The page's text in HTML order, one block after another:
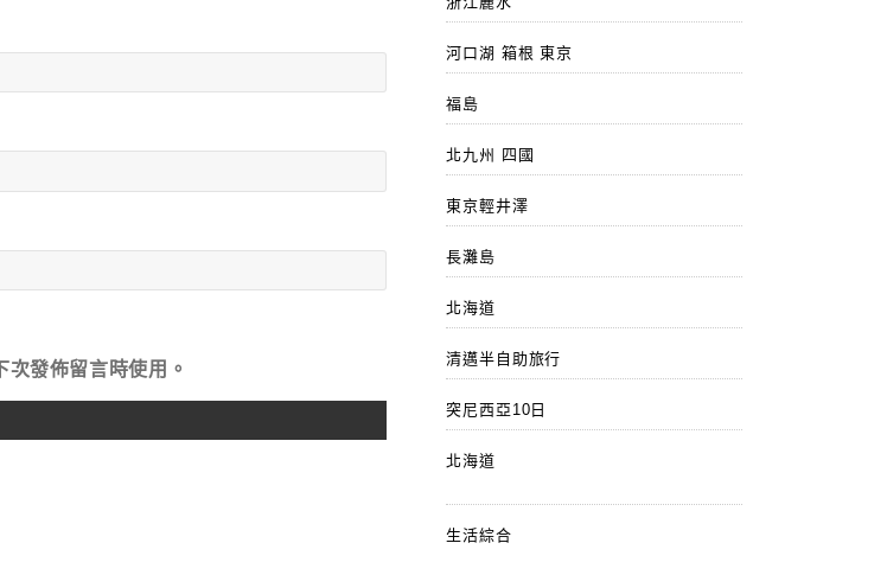
發佈留言時使用。
河口湖 箱根 東京
福島
北九州 四國
東京輕井澤
長灘島
北海道
清邁半自助旅行
突尼西亞10日
北海道
生活綜合